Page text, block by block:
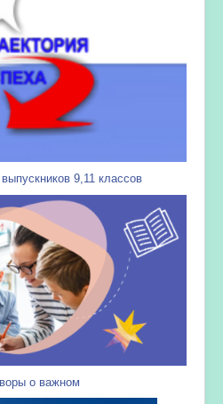
9,11 классов
о важном